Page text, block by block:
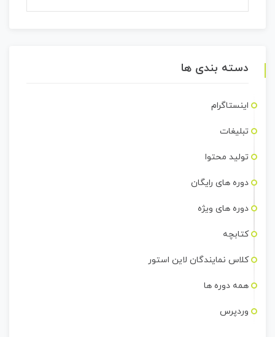
دسته بندی ها
اینستاگرام
تبلیغات
تولید محتوا
دوره های رایگان
دوره های ویژه
کتابچه
کلاس نمایندگان لاین استور
همه دوره ها
وردپرس